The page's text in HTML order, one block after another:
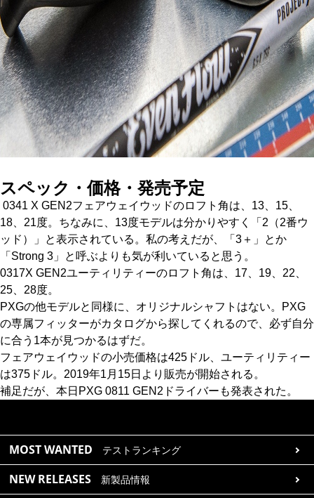
スペック・価格・発売予定
0341 X GEN2フェアウェイウッドのロフト角は、13、15、
18、21度。ちなみに、13度モデルは分かりやすく「2（2番ウ
ッド）」と表示されている。私の考えだが、「3＋」とか
「Strong 3」と呼ぶよりも気が利いていると思う。
0317X GEN2ユーティリティーのロフト角は、17、19、22、
25、28度。
PXGの他モデルと同様に、オリジナルシャフトはない。PXG
の専属フィッターがカタログから探してくれるので、必ず自分
に合う1本が見つかるはずだ。
フェアウェイウッドの小売価格は425ドル、ユーティリティー
は375ドル。2019年1月15日より販売が開始される。
補足だが、本日PXG 0811 GEN2ドライバーも発表された。
MOST WANTED テストランキング
NEW RELEASES 新製品情報